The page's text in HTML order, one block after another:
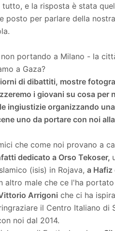
e la risposta è stata
posto per parlare della
portando a Milano - la
a Gaza?
di dibattiti, mostre
i giovani su cosa per
ingiustizie organizzando
uno da portare con noi
che come noi provano a
dedicato a Orso Tekoser,
(isis) in Rojava, a Hafiz
male che ce l'ha
Arrigoni che ci ha
il Centro Italiano di
noi dal 2014.